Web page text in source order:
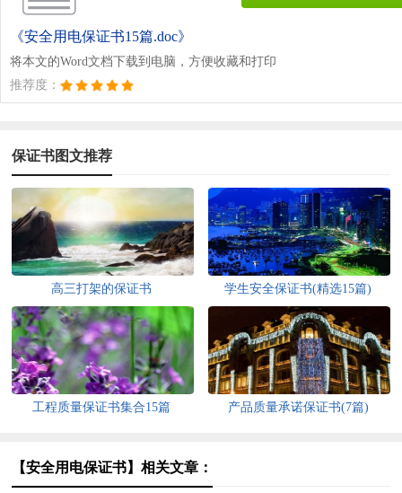
《安全用电保证书15篇.doc》
将本文的Word文档下载到电脑，方便收藏和打印
推荐度：
保证书图文推荐
高三打架的保证书 学生安全保证书(精选15篇)
工程质量保证书集合15篇 产品质量承诺保证书(7篇)
【安全用电保证书】相关文章：